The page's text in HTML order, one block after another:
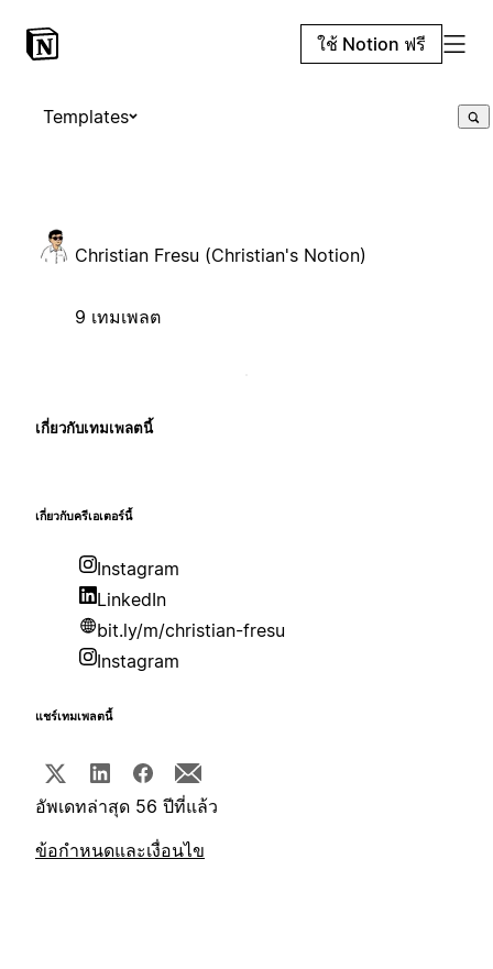
ใช้ Notion ฟรี
Templates
Christian Fresu (Christian's Notion)
9 เทมเพลต
เกี่ยวกับเทมเพลตนี้
เกี่ยวกับครีเอเตอร์นี้
Instagram
LinkedIn
bit.ly/m/christian-fresu
Instagram
แชร์เทมเพลตนี้
อัพเดทล่าสุด 56 ปีที่แล้ว
ข้อกำหนดและเงื่อนไข